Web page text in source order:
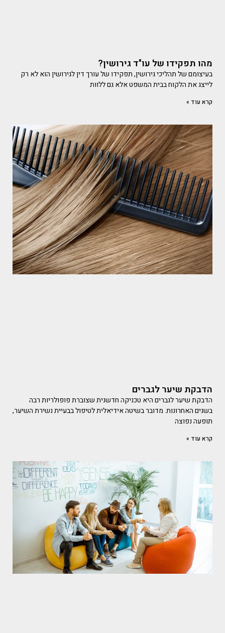
מהו תפקידו של עו"ד גירושין?
בעיצומם של תהליכי גירושין, תפקידו של עורך דין לגירושין הוא לא רק
לייצג את הלקוח בבית המשפט אלא גם ללוות
קרא עוד »
הדבקת שיער לגברים
הדבקת שיער לגברים היא טכניקה חדשנית שצוברת פופולריות רבה
בשנים האחרונות. מדובר בשיטה אידיאלית לטיפול בבעיית נשירת השיער,
תופעה נפוצה
קרא עוד »